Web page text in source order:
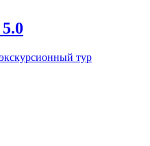
экскурсионный тур